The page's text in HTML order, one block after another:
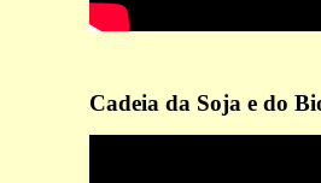
Cadeia da Soja e do